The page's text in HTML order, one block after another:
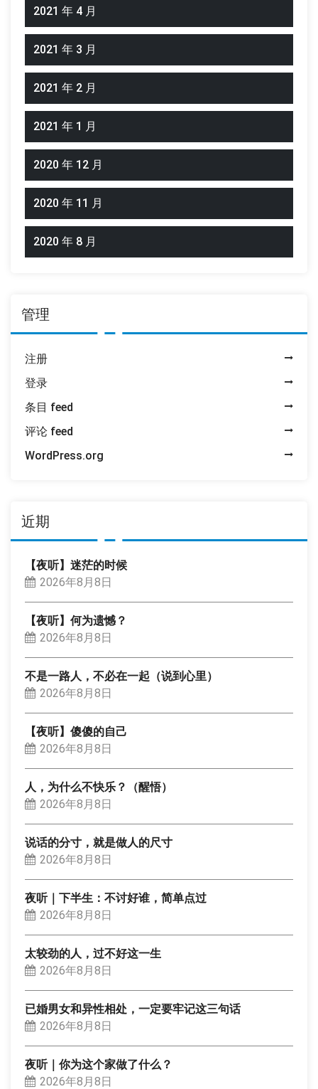
2021 年 4 月
2021 年 3 月
2021 年 2 月
2021 年 1 月
2020 年 12 月
2020 年 11 月
2020 年 8 月
管理
注册
登录
条目 feed
评论 feed
WordPress.org
近期
【夜听】迷茫的时候
2026年8月8日
【夜听】何为遗憾？
2026年8月8日
不是一路人，不必在一起（说到心里）
2026年8月8日
【夜听】傻傻的自己
2026年8月8日
人，为什么不快乐？（醒悟）
2026年8月8日
说话的分寸，就是做人的尺寸
2026年8月8日
夜听｜下半生：不讨好谁，简单点过
2026年8月8日
太较劲的人，过不好这一生
2026年8月8日
已婚男女和异性相处，一定要牢记这三句话
2026年8月8日
夜听｜你为这个家做了什么？
2026年8月8日